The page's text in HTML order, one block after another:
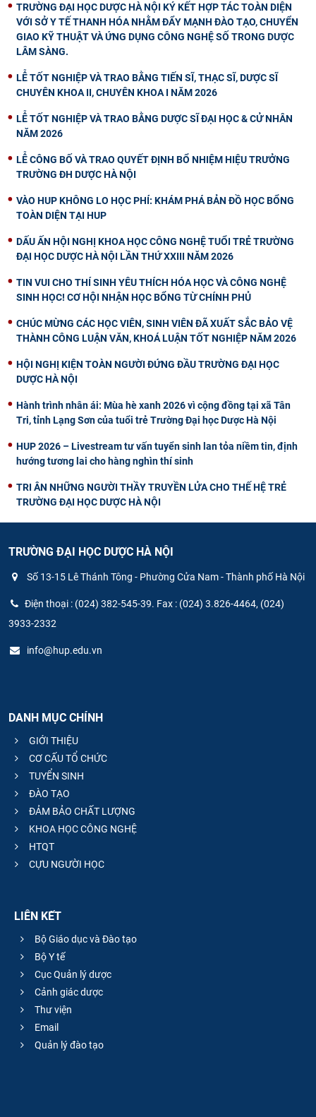
TRƯỜNG ĐẠI HỌC DƯỢC HÀ NỘI KÝ KẾT HỢP TÁC TOÀN DIỆN
VỚI SỞ Y TẾ THANH HÓA NHẰM ĐẨY MẠNH ĐÀO TẠO, CHUYỂN
GIAO KỸ THUẬT VÀ ỨNG DỤNG CÔNG NGHỆ SỐ TRONG DƯỢC
LÂM SÀNG.
LỄ TỐT NGHIỆP VÀ TRAO BẰNG TIẾN SĨ, THẠC SĨ, DƯỢC SĨ
CHUYÊN KHOA II, CHUYÊN KHOA I NĂM 2026
LỄ TỐT NGHIỆP VÀ TRAO BẰNG DƯỢC SĨ ĐẠI HỌC & CỬ NHÂN
NĂM 2026
LỄ CÔNG BỐ VÀ TRAO QUYẾT ĐỊNH BỔ NHIỆM HIỆU TRƯỞNG
TRƯỜNG ĐH DƯỢC HÀ NỘI
VÀO HUP KHÔNG LO HỌC PHÍ: KHÁM PHÁ BẢN ĐỒ HỌC BỔNG
TOÀN DIỆN TẠI HUP
DẤU ẤN HỘI NGHỊ KHOA HỌC CÔNG NGHỆ TUỔI TRẺ TRƯỜNG
ĐẠI HỌC DƯỢC HÀ NỘI LẦN THỨ XXIII NĂM 2026
TIN VUI CHO THÍ SINH YÊU THÍCH HÓA HỌC VÀ CÔNG NGHỆ
SINH HỌC! CƠ HỘI NHẬN HỌC BỔNG TỪ CHÍNH PHỦ
CHÚC MỪNG CÁC HỌC VIÊN, SINH VIÊN ĐÃ XUẤT SẮC BẢO VỆ
THÀNH CÔNG LUẬN VĂN, KHOÁ LUẬN TỐT NGHIỆP NĂM 2026
HỘI NGHỊ KIỆN TOÀN NGƯỜI ĐỨNG ĐẦU TRƯỜNG ĐẠI HỌC
DƯỢC HÀ NỘI
Hành trình nhân ái: Mùa hè xanh 2026 vì cộng đồng tại xã Tân
Tri, tỉnh Lạng Sơn của tuổi trẻ Trường Đại học Dược Hà Nội
HUP 2026 – Livestream tư vấn tuyển sinh lan tỏa niềm tin, định
hướng tương lai cho hàng nghìn thí sinh
TRI ÂN NHỮNG NGƯỜI THẦY TRUYỀN LỬA CHO THẾ HỆ TRẺ
TRƯỜNG ĐẠI HỌC DƯỢC HÀ NỘI
TRƯỜNG ĐẠI HỌC DƯỢC HÀ NỘI
Số 13-15 Lê Thánh Tông - Phường Cửa Nam - Thành phố Hà Nội
Điện thoại : (024) 382-545-39. Fax : (024) 3.826-4464, (024)
3933-2332
info@hup.edu.vn
DANH MỤC CHÍNH
GIỚI THIỆU
CƠ CẤU TỔ CHỨC
TUYỂN SINH
ĐÀO TẠO
ĐẢM BẢO CHẤT LƯỢNG
KHOA HỌC CÔNG NGHỆ
HTQT
CỰU NGƯỜI HỌC
LIÊN KẾT
Bộ Giáo dục và Đào tạo
Bộ Y tế
Cục Quản lý dược
Cảnh giác dược
Thư viện
Email
Quản lý đào tạo